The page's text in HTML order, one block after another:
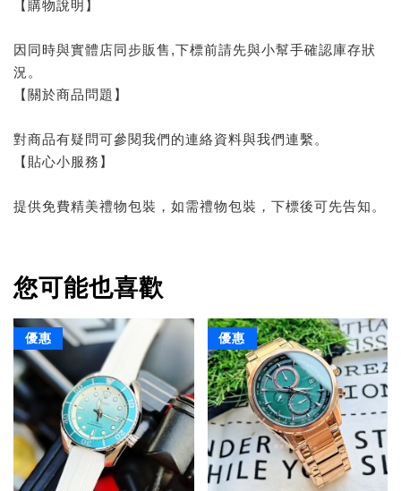
【購物說明】
因同時與實體店同步販售,下標前請先與小幫手確認庫存狀
況。
【關於商品問題】
對商品有疑問可參閱我們的連絡資料與我們連繫。
【貼心小服務】
提供免費精美禮物包裝，如需禮物包裝，下標後可先告知。
您可能也喜歡
優惠 優惠